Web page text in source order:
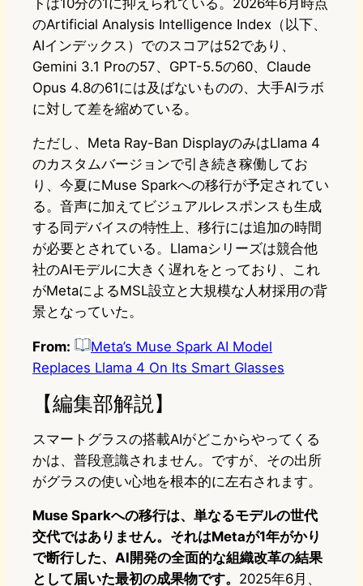
トは10分の1に抑えられている。2026年6月時点
のArtificial Analysis Intelligence Index（以下、
AIインデックス）でのスコアは52であり、
Gemini 3.1 Proの57、GPT-5.5の60、Claude
Opus 4.8の61には及ばないものの、大手AIラボ
に対して差を縮めている。
ただし、Meta Ray-Ban DisplayのみはLlama 4
のカスタムバージョンで引き続き稼働してお
り、今夏にMuse Sparkへの移行が予定されてい
る。音声に加えてビジュアルレスポンスも生成
する同デバイスの特性上、移行には追加の時間
が必要とされている。Llamaシリーズは競合他
社のAIモデルに大きく遅れをとっており、これ
がMetaによるMSL設立と大規模な人材採用の背
景となっていた。
From:
Meta’s Muse Spark AI Model
Replaces Llama 4 On Its Smart Glasses
【編集部解説】
スマートグラスの搭載AIがどこからやってくる
かは、普段意識されません。ですが、その出所
がグラスの使い心地を根本的に左右されます。
Muse Sparkへの移行は、単なるモデルの世代
交代ではありません。それはMetaが1年がかり
で断行した、AI開発の全面的な組織改革の結果
として届いた最初の成果物です。 2025年6月、